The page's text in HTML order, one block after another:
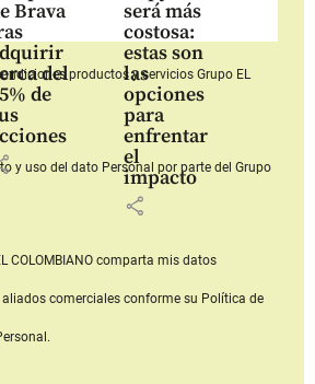
Brava
del
de
será más
costosa:
estas son
las
opciones
para
enfrentar
el
impacto
share
productos y serviciosGrupo EL
y uso del dato Personal por parte del Grupo
COLOMBIANOcomparta mis datos
comerciales conforme su Política de